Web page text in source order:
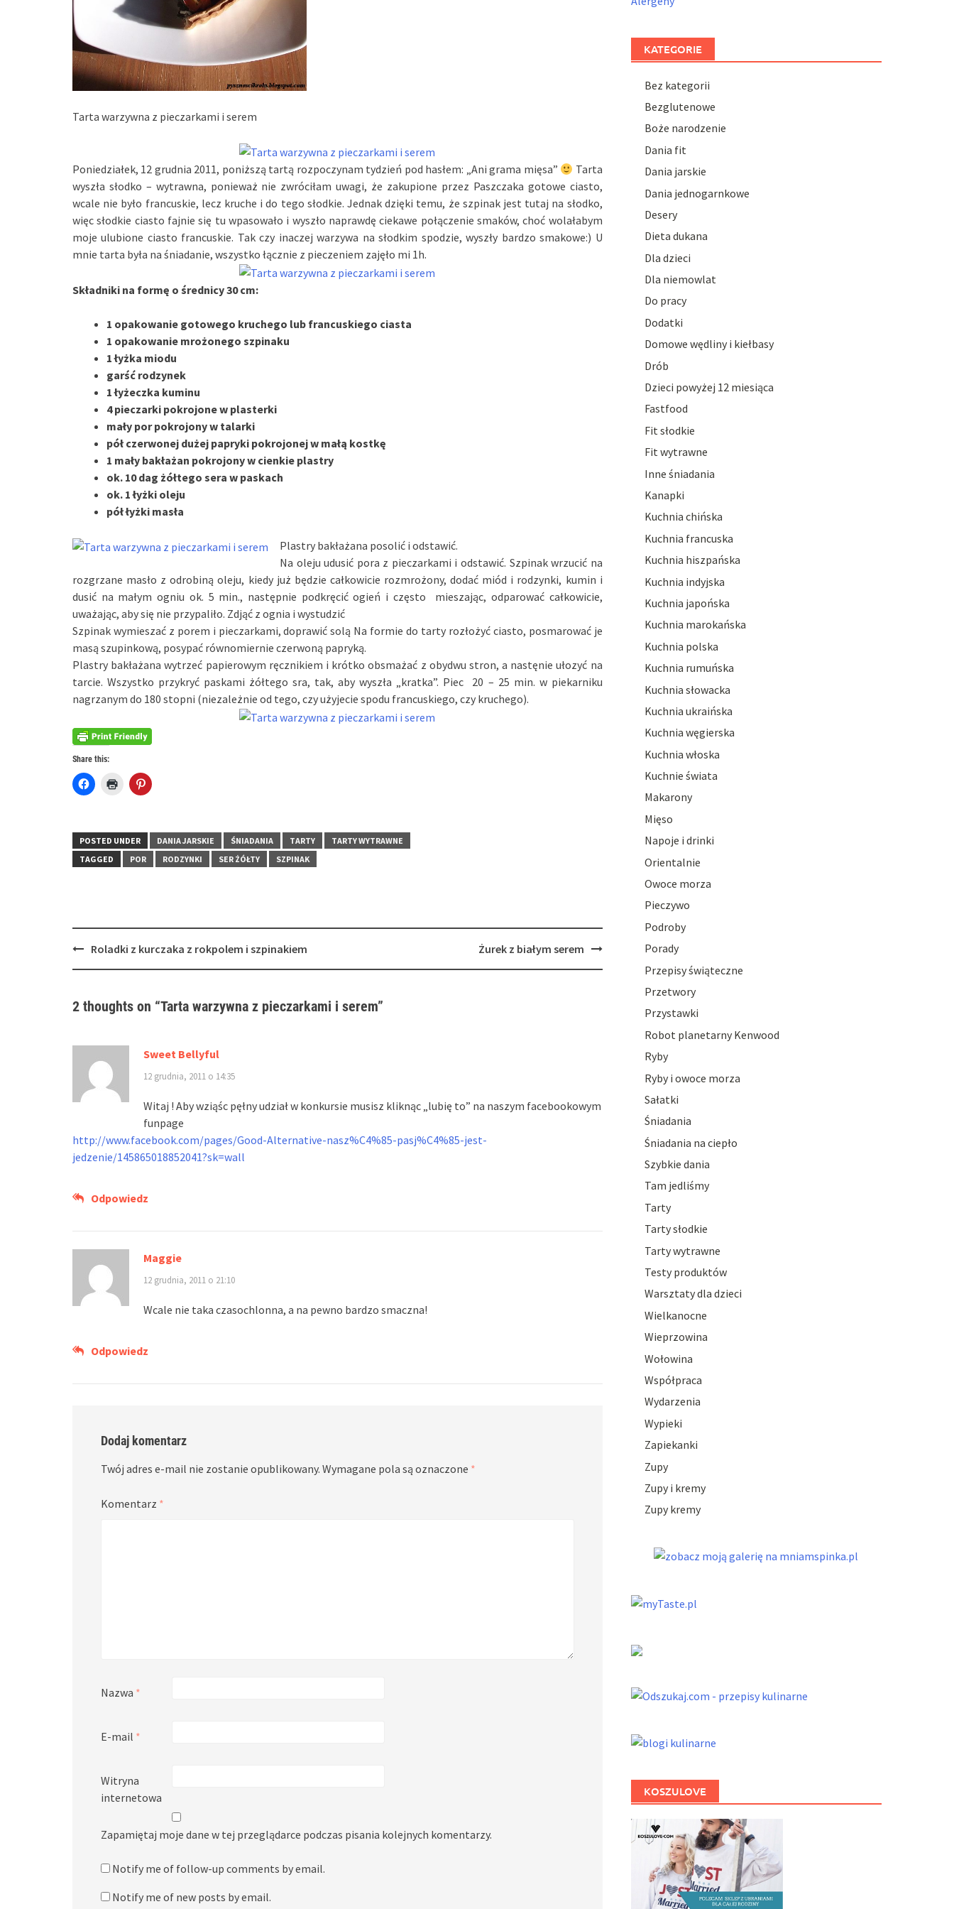
Tarta warzywna z pieczarkami i serem
Poniedziałek, 12 grudnia 2011, poniższą tartą rozpoczynam tydzień pod hasłem: „Ani grama mięsa”
Tarta
wyszła słodko – wytrawna, ponieważ nie zwróciłam uwagi, że zakupione przez Paszczaka gotowe ciasto,
wcale nie było francuskie, lecz kruche i do tego słodkie. Jednak dzięki temu, że szpinak jest tutaj na słodko,
więc słodkie ciasto fajnie się tu wpasowało i wyszło naprawdę ciekawe połączenie smaków, choć wolałabym
moje ulubione ciasto francuskie. Tak czy inaczej warzywa na słodkim spodzie, wyszły bardzo smakowe:) U
mnie tarta była na śniadanie, wszystko łącznie z pieczeniem zajęło mi 1h.
Składniki na formę o średnicy 30 cm:
1 opakowanie gotowego kruchego lub francuskiego ciasta
1 opakowanie mrożonego szpinaku
1 łyżka miodu
garść rodzynek
1 łyżeczka kuminu
4 pieczarki pokrojone w plasterki
mały por pokrojony w talarki
pół czerwonej dużej papryki pokrojonej w małą kostkę
1 mały bakłażan pokrojony w cienkie plastry
ok. 10 dag żółtego sera w paskach
ok. 1 łyżki oleju
pół łyżki masła
Plastry bakłażana posolić i odstawić.
Na oleju udusić pora z pieczarkami i odstawić. Szpinak wrzucić na
rozgrzane masło z odrobiną oleju, kiedy już będzie całkowicie rozmrożony, dodać miód i rodzynki, kumin i
dusić na małym ogniu ok. 5 min., następnie podkręcić ogień i często mieszając, odparować całkowicie,
uważając, aby się nie przypaliło. Zdjąć z ognia i wystudzić
Szpinak wymieszać z porem i pieczarkami, doprawić solą Na formie do tarty rozłożyć ciasto, posmarować je
masą szupinkową, posypać równomiernie czerwoną papryką.
Plastry bakłażana wytrzeć papierowym ręcznikiem i krótko obsmażać z obydwu stron, a nastęnie ułozyć na
tarcie. Wszystko przykryć paskami żółtego sra, tak, aby wyszła „kratka”. Piec 20 – 25 min. w piekarniku
nagrzanym do 180 stopni (niezależnie od tego, czy użyjecie spodu francuskiego, czy kruchego).
Share this:
Click
to
in
new
window)
Click
window)
Click
to
new
window)
POSTED UNDER DANIA JARSKIE ŚNIADANIA TARTY
TARTY WYTRAWNE
TAGGED
POR RODZYNKI SER ŻÓŁTY SZPINAK
PostRoladki z kurczaka z rokpolem i szpinakiem Żurek z białym serem
2 thoughts on “Tarta warzywna z pieczarkami i serem”
Sweet Bellyful
12 grudnia, 2011 o 14:35
Witaj ! Aby wziąśc pęłny udział w konkursie musisz kliknąc „lubię to” na naszym facebookowym
funpage
http://www.facebook.com/pages/Good-Alternative-nasz%C4%85-pasj%C4%85-jest-
jedzenie/145865018852041?sk=wall
Odpowiedz
Maggie
12 grudnia, 2011 o 21:10
Wcale nie taka czasochlonna, a na pewno bardzo smaczna!
Odpowiedz
Dodaj komentarz
Twój adres e-mail nie zostanie opublikowany. Wymagane pola są oznaczone *
Komentarz *
Nazwa *
E-mail *
Witryna
internetowa
Zapamiętaj moje dane w tej przeglądarce podczas pisania kolejnych komentarzy.
Notify me of follow-up comments by email.
Notify me of new posts by email.
KATEGORIE
Bez kategorii
Bezglutenowe
Boże narodzenie
Dania fit
Dania jarskie
Dania jednogarnkowe
Desery
Dieta dukana
Dla dzieci
Dla niemowlat
Do pracy
Dodatki
Domowe wędliny i kiełbasy
Drób
Dzieci powyżej 12 miesiąca
Fastfood
Fit słodkie
Fit wytrawne
Inne śniadania
Kanapki
Kuchnia chińska
Kuchnia francuska
Kuchnia hiszpańska
Kuchnia indyjska
Kuchnia japońska
Kuchnia marokańska
Kuchnia polska
Kuchnia rumuńska
Kuchnia słowacka
Kuchnia ukraińska
Kuchnia węgierska
Kuchnia włoska
Kuchnie świata
Makarony
Mięso
Napoje i drinki
Orientalnie
Owoce morza
Pieczywo
Podroby
Porady
Przepisy świąteczne
Przetwory
Przystawki
Robot planetarny Kenwood
Ryby
Ryby i owoce morza
Sałatki
Śniadania
Śniadania na ciepło
Szybkie dania
Tam jedliśmy
Tarty
Tarty słodkie
Tarty wytrawne
Testy produktów
Warsztaty dla dzieci
Wielkanocne
Wieprzowina
Wołowina
Współpraca
Wydarzenia
Wypieki
Zapiekanki
Zupy
Zupy i kremy
Zupy kremy
KOSZULOVE